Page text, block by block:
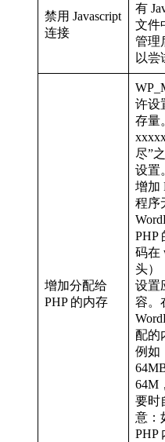
禁用 Javascript
连接
有
文件
管理
以尝
增加分配给
PHP 的内存
许设
存量
尽”
设置
增加
程序
PHP
码在
头）
设置
容。
配的
例如
64M
要时
意：
PHP